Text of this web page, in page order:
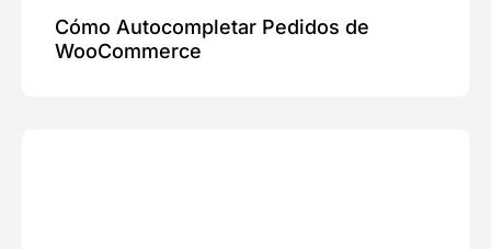
Cómo Autocompletar Pedidos de
WooCommerce